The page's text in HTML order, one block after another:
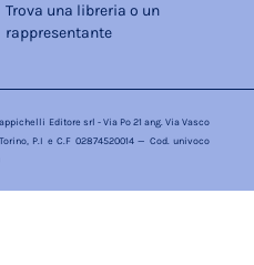
Trova una libreria o un
rappresentante
Editore srl - Via Po 21 ang. Via Vasco
P.I e C.F 02874520014 — Cod. univoco